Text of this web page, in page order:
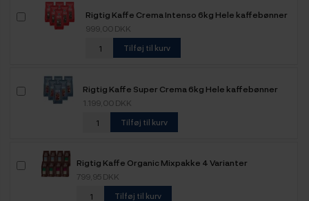
Rigtig Kaffe Crema Intenso 6kg Hele kaffebønner
999,00 DKK
Tilføj til kurv
Rigtig Kaffe Super Crema 6kg Hele kaffebønner
1.199,00 DKK
Tilføj til kurv
Rigtig Kaffe Organic Mixpakke 4 Varianter
799,95 DKK
Tilføj til kurv